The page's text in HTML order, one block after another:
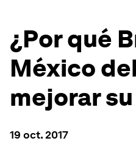
¿Por qué
México
mejorar
19 oct. 2017